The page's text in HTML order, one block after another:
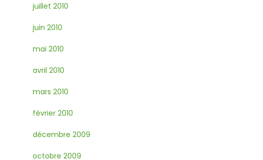
juillet 2010
juin 2010
mai 2010
avril 2010
mars 2010
février 2010
décembre 2009
octobre 2009